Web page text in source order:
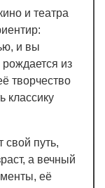
и театра
и вы
из
творчество
классику
путь,
а вечный
её